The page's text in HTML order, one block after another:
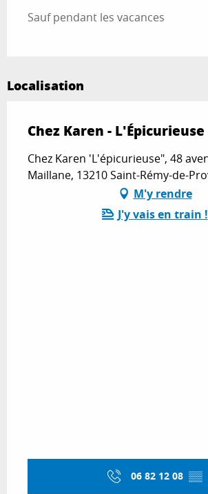
Sauf pendant les vacances
Localisation
Chez Karen - L'Épicurieuse
Chez Karen 'L'épicurieuse", 48
Maillane, 13210 Saint-Rémy-de-
M'y rendre
J'y vais en train !
06 82 12 08 ▒▒